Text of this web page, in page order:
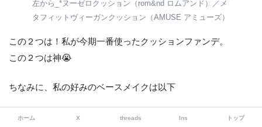
左から_*ヌーゼロクッション（rom&nd ロムアンド）／メ
タフィットヴィーガンクッション（AMUSE アミューズ）
この２つは！私が今期一番使ったクッションファンデ。
この２つは神😭
ちなみに、私の好みのベースメイクは以下
ホーム X threads Ins トップ